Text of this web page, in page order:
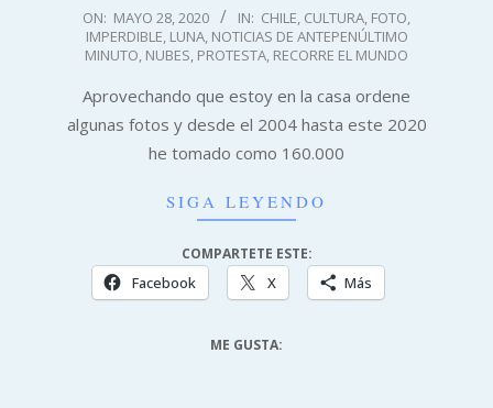
2020-
05-
ON: MAYO 28, 2020 IN: CHILE, CULTURA, FOTO,
IMPERDIBLE, LUNA, NOTICIAS DE ANTEPENÚLTIMO
MINUTO, NUBES, PROTESTA, RECORRE EL MUNDO
Aprovechando que estoy en la casa ordene
algunas fotos y desde el 2004 hasta este 2020
he tomado como 160.000
SIGA LEYENDO
COMPARTETE ESTE:
Facebook X Más
ME GUSTA: